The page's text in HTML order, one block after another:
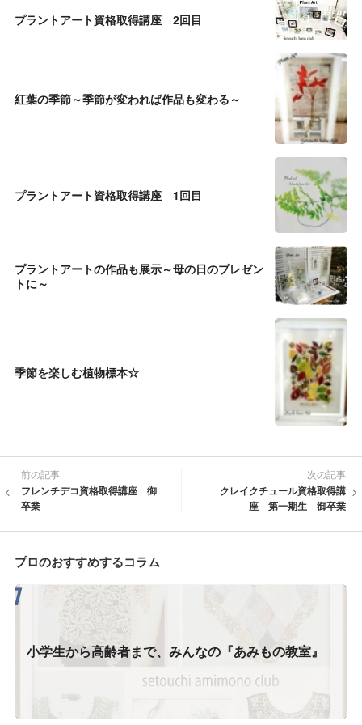
プラントアート資格取得講座 2回目
紅葉の季節～季節が変われば作品も変わる～
プラントアート資格取得講座 1回目
プラントアートの作品も展示～母の日のプレゼン
トに～
季節を楽しむ植物標本☆
前の記事
フレンチデコ資格取得講座 御
卒業
次の記事
クレイクチュール資格取得講
座 第一期生 御卒業
プロのおすすめするコラム
小学生から高齢者まで、みんなの『あみもの教室』